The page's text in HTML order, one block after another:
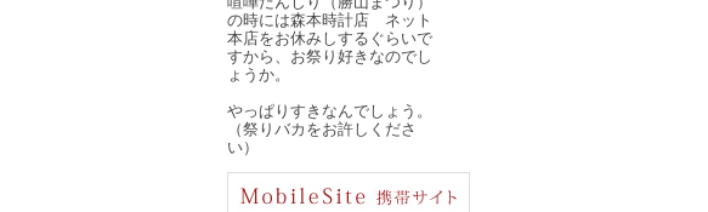
の時には森本時計店 ネット
本店をお休みしするぐらいで
すから、お祭り好きなのでし
ょうか。
やっぱりすきなんでしょう。
（祭りバカをお許しくださ
い）